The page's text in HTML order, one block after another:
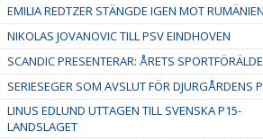
EMILIA REDTZER STÄNGDE IGEN MOT RUMÄNIEN
NIKOLAS JOVANOVIC TILL PSV EINDHOVEN
SCANDIC PRESENTERAR: ÅRETS
SERIESEGER SOM AVSLUT FÖR DJURGÅRDENS
LINUS EDLUND UTTAGEN TILL SVENSKA P15-
LANDSLAGET